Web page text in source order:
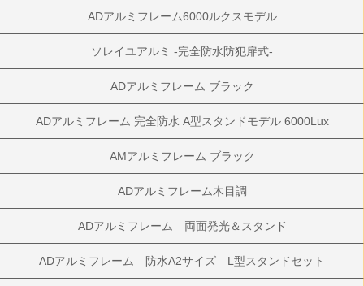
ADアルミフレーム6000ルクスモデル
ソレイユアルミ -完全防水防犯扉式-
ADアルミフレーム ブラック
ADアルミフレーム 完全防水 A型スタンドモデル 6000Lux
AMアルミフレーム ブラック
ADアルミフレーム木目調
ADアルミフレーム 両面発光＆スタンド
ADアルミフレーム 防水A2サイズ L型スタンドセット